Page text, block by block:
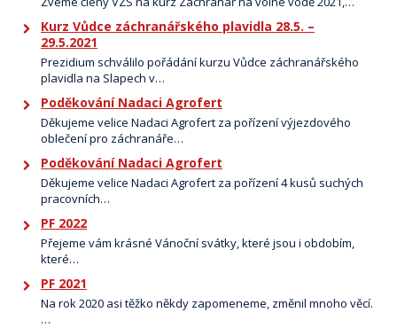
Kurz Vůdce záchranářského plavidla 28.5. –
29.5.2021
Prezidium schválilo pořádání kurzu Vůdce záchranářského
plavidla na Slapech v…
Poděkování Nadaci Agrofert
Děkujeme velice Nadaci Agrofert za pořízení výjezdového
oblečení pro záchranáře…
Poděkování Nadaci Agrofert
Děkujeme velice Nadaci Agrofert za pořízení 4 kusů suchých
pracovních…
PF 2022
Přejeme vám krásné Vánoční svátky, které jsou i obdobím,
které…
PF 2021
Na rok 2020 asi těžko někdy zapomeneme, změnil mnoho věcí.
…